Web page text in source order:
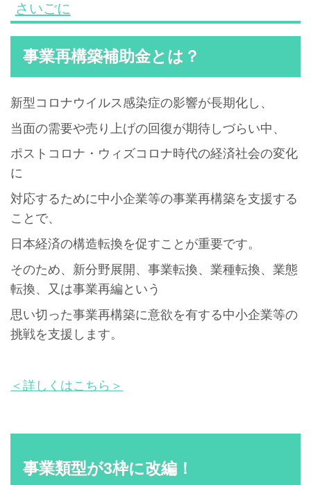
さいごに
事業再構築補助金とは？
新型コロナウイルス感染症の影響が長期化し、
当面の需要や売り上げの回復が期待しづらい中、
ポストコロナ・ウィズコロナ時代の経済社会の変化
に
対応するために中小企業等の事業再構築を支援する
ことで、
日本経済の構造転換を促すことが重要です。
そのため、新分野展開、事業転換、業種転換、業態
転換、又は事業再編という
思い切った事業再構築に意欲を有する中小企業等の
挑戦を支援します。
＜詳しくはこちら＞
事業類型が3枠に改編！